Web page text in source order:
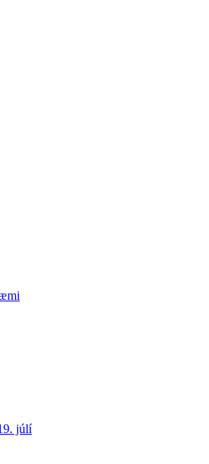
júlí